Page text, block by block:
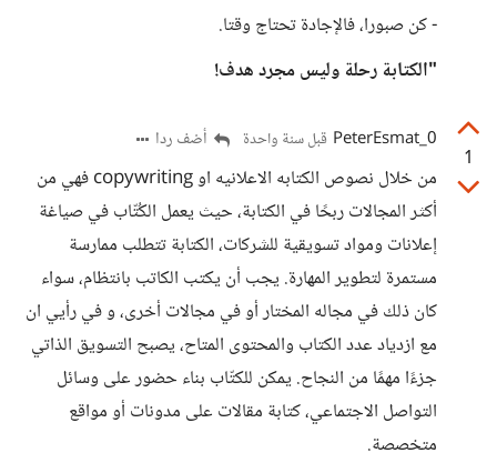
- كن صبورا، فالإجادة تحتاج وقتا.
"الكتابة رحلة وليس مجرد هدف!
1
PeterEsmat_0 قبل سنة واحدة أضف ردا
من خلال نصوص الكتابه الاعلانيه او copywriting فهي من
أكثر المجالات ربحًا في الكتابة، حيث يعمل الكُتّاب في صياغة
إعلانات ومواد تسويقية للشركات، الكتابة تتطلب ممارسة
مستمرة لتطوير المهارة. يجب أن يكتب الكاتب بانتظام، سواء
كان ذلك في مجاله المختار أو في مجالات أخرى، و في رأيي ان
مع ازدياد عدد الكتاب والمحتوى المتاح، يصبح التسويق الذاتي
جزءًا مهمًا من النجاح. يمكن للكتّاب بناء حضور على وسائل
التواصل الاجتماعي، كتابة مقالات على مدونات أو مواقع
متخصصة.